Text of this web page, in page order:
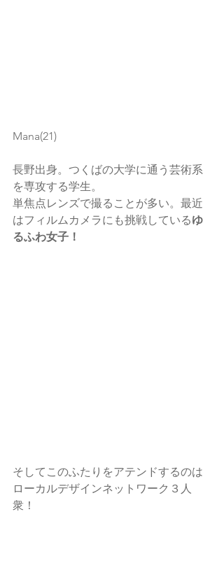
Mana(21)
長野出身。つくばの大学に通う芸術系
を専攻する学生。
単焦点レンズで撮ることが多い。最近
はフィルムカメラにも挑戦しているゆ
るふわ女子！
そしてこのふたりをアテンドするのは
ローカルデザインネットワーク３人
衆！